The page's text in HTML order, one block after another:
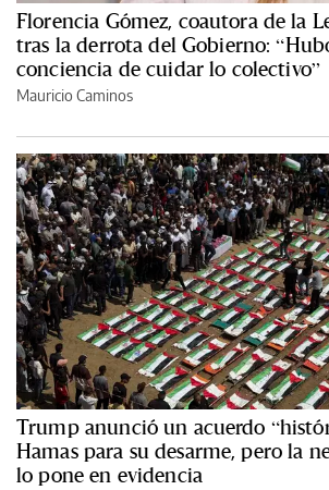
Florencia Gómez, coautora de la
tras la derrota del Gobierno:
conciencia de cuidar lo colectivo”
Mauricio Caminos
Trump anunció un acuerdo
Hamas para su desarme, pero la
lo pone en evidencia